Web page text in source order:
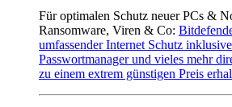
Für optimalen Schutz neuer PCs &
Ransomware, Viren & Co:
umfassender Internet Schutz
Passwortmanager und vieles mehr
zu einem extrem günstigen Preis